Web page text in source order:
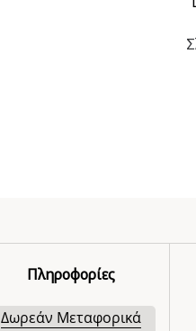
Πληροφορίες
Δωρεάν Μεταφορικά